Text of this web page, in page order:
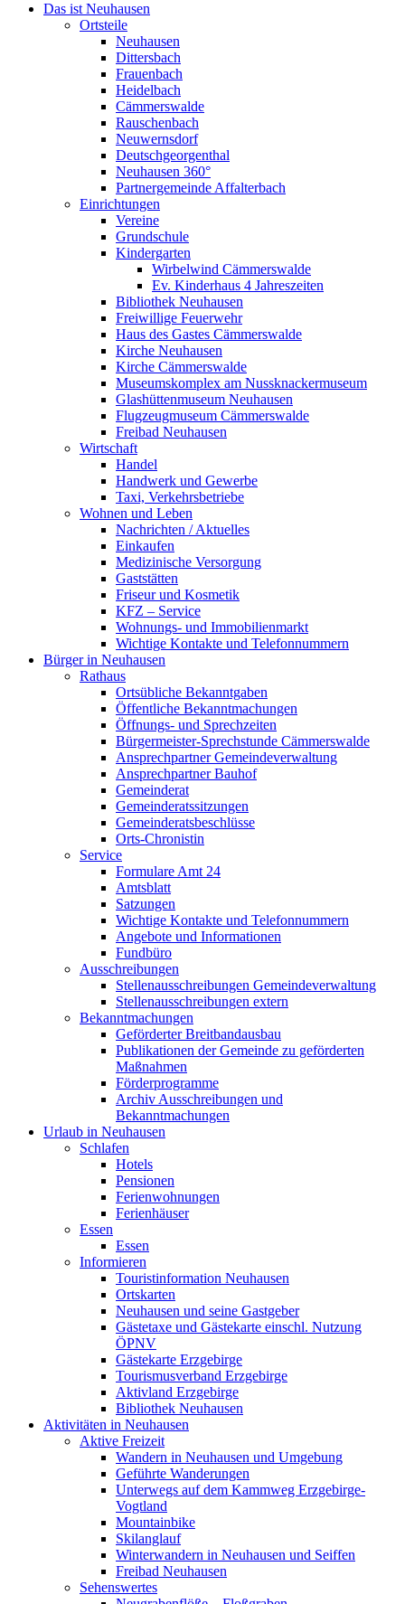
Das ist Neuhausen
Ortsteile
Neuhausen
Dittersbach
Frauenbach
Heidelbach
Cämmerswalde
Rauschenbach
Neuwernsdorf
Deutschgeorgenthal
Neuhausen 360°
Partnergemeinde Affalterbach
Einrichtungen
Vereine
Grundschule
Kindergarten
Wirbelwind Cämmerswalde
Ev. Kinderhaus 4 Jahreszeiten
Bibliothek Neuhausen
Freiwillige Feuerwehr
Haus des Gastes Cämmerswalde
Kirche Neuhausen
Kirche Cämmerswalde
Museumskomplex am Nussknackermuseum
Glashüttenmuseum Neuhausen
Flugzeugmuseum Cämmerswalde
Freibad Neuhausen
Wirtschaft
Handel
Handwerk und Gewerbe
Taxi, Verkehrsbetriebe
Wohnen und Leben
Nachrichten / Aktuelles
Einkaufen
Medizinische Versorgung
Gaststätten
Friseur und Kosmetik
KFZ – Service
Wohnungs- und Immobilienmarkt
Wichtige Kontakte und Telefonnummern
Bürger in Neuhausen
Rathaus
Ortsübliche Bekanntgaben
Öffentliche Bekanntmachungen
Öffnungs- und Sprechzeiten
Bürgermeister-Sprechstunde Cämmerswalde
Ansprechpartner Gemeindeverwaltung
Ansprechpartner Bauhof
Gemeinderat
Gemeinderatssitzungen
Gemeinderatsbeschlüsse
Orts-Chronistin
Service
Formulare Amt 24
Amtsblatt
Satzungen
Wichtige Kontakte und Telefonnummern
Angebote und Informationen
Fundbüro
Ausschreibungen
Stellenausschreibungen Gemeindeverwaltung
Stellenausschreibungen extern
Bekanntmachungen
Geförderter Breitbandausbau
Publikationen der Gemeinde zu geförderten
Maßnahmen
Förderprogramme
Archiv Ausschreibungen und
Bekanntmachungen
Urlaub in Neuhausen
Schlafen
Hotels
Pensionen
Ferienwohnungen
Ferienhäuser
Essen
Essen
Informieren
Touristinformation Neuhausen
Ortskarten
Neuhausen und seine Gastgeber
Gästetaxe und Gästekarte einschl. Nutzung
ÖPNV
Gästekarte Erzgebirge
Tourismusverband Erzgebirge
Aktivland Erzgebirge
Bibliothek Neuhausen
Aktivitäten in Neuhausen
Aktive Freizeit
Wandern in Neuhausen und Umgebung
Geführte Wanderungen
Unterwegs auf dem Kammweg Erzgebirge-
Vogtland
Mountainbike
Skilanglauf
Winterwandern in Neuhausen und Seiffen
Freibad Neuhausen
Sehenswertes